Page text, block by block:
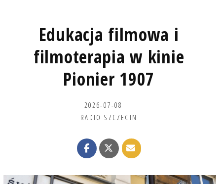
Edukacja filmowa i
filmoterapia w kinie
Pionier 1907
2026-07-08
RADIO SZCZECIN